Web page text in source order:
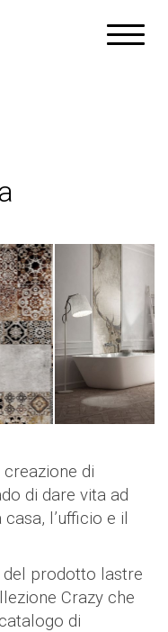
di
di dare vita ad
l’ufficio e il
prodotto lastre
Crazy che
di